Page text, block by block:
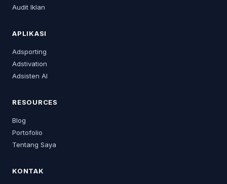
Audit Iklan
APLIKASI
Adsporting
Adstivation
Adsisten AI
RESOURCES
Blog
Portofolio
Tentang Saya
KONTAK